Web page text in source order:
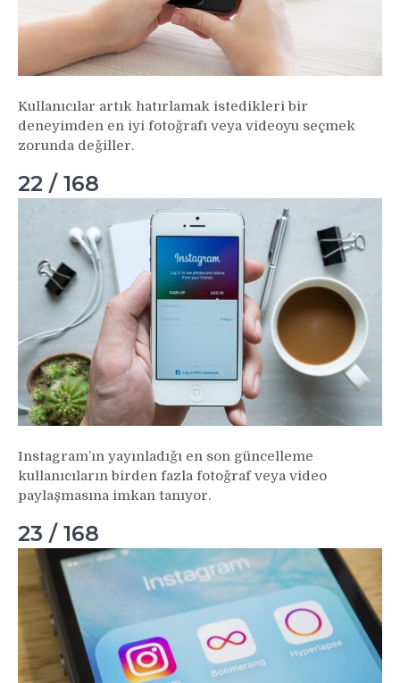
Kullanıcılar artık hatırlamak istedikleri bir
deneyimden en iyi fotoğrafı veya videoyu seçmek
zorunda değiller.
22 / 168
Instagram’ın yayınladığı en son güncelleme
kullanıcıların birden fazla fotoğraf veya video
paylaşmasına imkan tanıyor.
23 / 168